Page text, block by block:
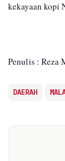
kekayaan kopi
Penulis : Reza
DAERAH